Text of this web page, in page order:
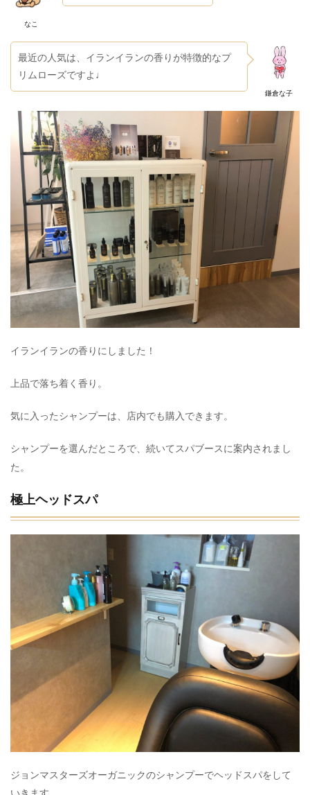
なこ
鎌倉な子
最近の人気は、イランイランの香りが特徴的なプ
リムローズですよ♩
イランイランの香りにしました！
上品で落ち着く香り。
気に入ったシャンプーは、店内でも購入できます。
シャンプーを選んだところで、続いてスパブースに案内されまし
た。
極上ヘッドスパ
ジョンマスターズオーガニックのシャンプーでヘッドスパをして
いきます。